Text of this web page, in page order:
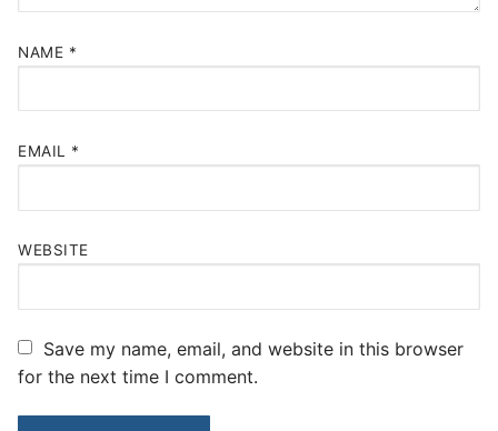
NAME *
EMAIL *
WEBSITE
Save my name, email, and website in this browser
for the next time I comment.